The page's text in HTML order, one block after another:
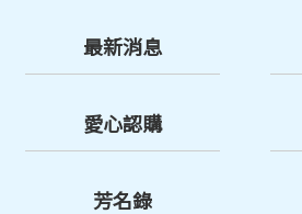
最新消息
愛心認購
芳名錄